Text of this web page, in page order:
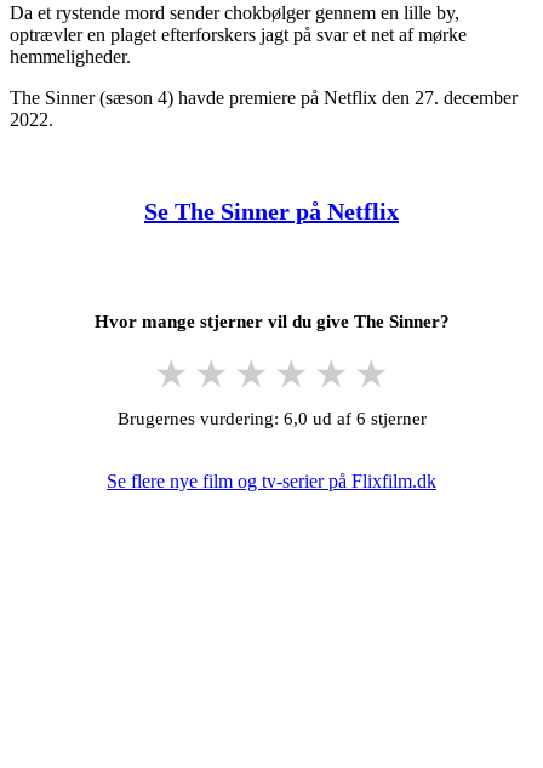
Da et rystende mord sender chokbølger gennem en lille by,
optrævler en plaget efterforskers jagt på svar et net af mørke
hemmeligheder.
The Sinner (sæson 4) havde premiere på Netflix den 27. december
2022.
Se The Sinner på Netflix
Hvor mange stjerner vil du give The Sinner?
★ ★ ★ ★ ★ ★
Brugernes vurdering: 6,0 ud af 6 stjerner
Se flere nye film og tv-serier på Flixfilm.dk